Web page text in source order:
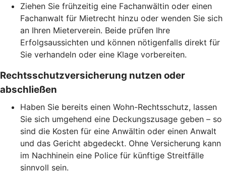
Ziehen Sie frühzeitig eine Fachanwältin oder einen
Fachanwalt für Mietrecht hinzu oder wenden Sie sich
an Ihren Mieterverein. Beide prüfen Ihre
Erfolgsaussichten und können nötigenfalls direkt für
Sie verhandeln oder eine Klage vorbereiten.
Rechtsschutzversicherung nutzen oder
abschließen
Haben Sie bereits einen Wohn-Rechtsschutz, lassen
Sie sich umgehend eine Deckungszusage geben – so
sind die Kosten für eine Anwältin oder einen Anwalt
und das Gericht abgedeckt. Ohne Versicherung kann
im Nachhinein eine Police für künftige Streitfälle
sinnvoll sein.